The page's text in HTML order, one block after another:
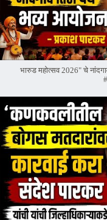
भारुड महोत्सव 2026" चे